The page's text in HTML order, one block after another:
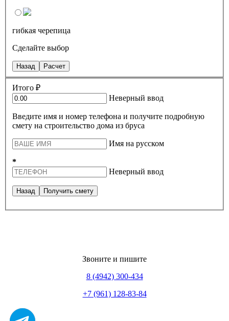
гибкая черепица
Сделайте выбор
Назад Расчет
Итого ₽
Неверный ввод
Введите имя и номер телефона и получите подробную
смету на строительство дома из бруса
Имя на русском
*
Неверный ввод
Назад Получить смету
Звоните и пишите
8 (4942) 300-434
+7 (961) 128-83-84